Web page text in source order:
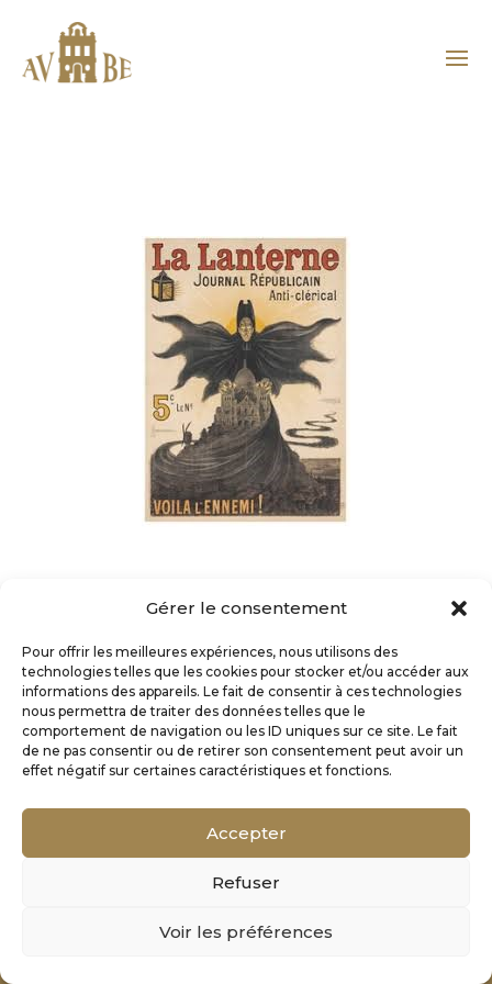
Gérer le consentement
Pour offrir les meilleures expériences, nous utilisons des
technologies telles que les cookies pour stocker et/ou accéder aux
informations des appareils. Le fait de consentir à ces technologies
nous permettra de traiter des données telles que le
comportement de navigation ou les ID uniques sur ce site. Le fait
de ne pas consentir ou de retirer son consentement peut avoir un
effet négatif sur certaines caractéristiques et fonctions.
Accepter
Refuser
Voir les préférences
Mentions Légales